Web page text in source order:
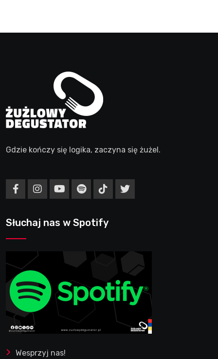
Gdzie kończy się logika, zaczyna się żużel.
Słuchaj nas w Spotify
Wesprzyj nas!